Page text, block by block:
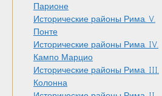
Парионе
Исторические районы Рима. V.
Понте
Исторические районы Рима. IV.
Кампо Марцио
Исторические районы Рима. III.
Колонна